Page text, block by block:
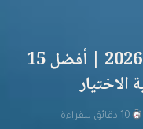
دليل اكواخ اوزنجول الشامل 2026 | أفضل 15
10 دقائق للقراءة